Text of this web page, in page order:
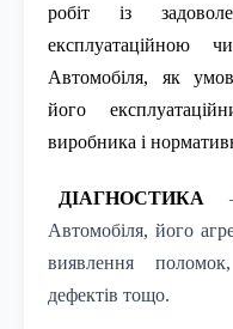
робіт із
експлуатаційною
Автомобіля, як
його
виробника і
ДІАГНОСТИКА
Автомобіля, його
виявлення
дефектів тощо.